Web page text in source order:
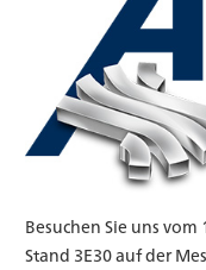
Besuchen Sie uns vom
Stand 3E30 auf der